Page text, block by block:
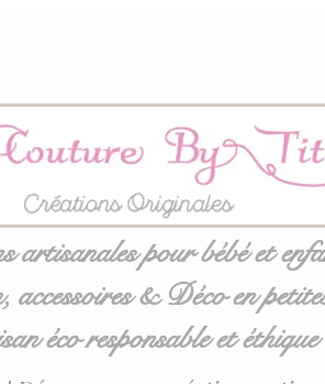
artisanales pour bébé et
accessoires & Déco en
éco responsable et éthique